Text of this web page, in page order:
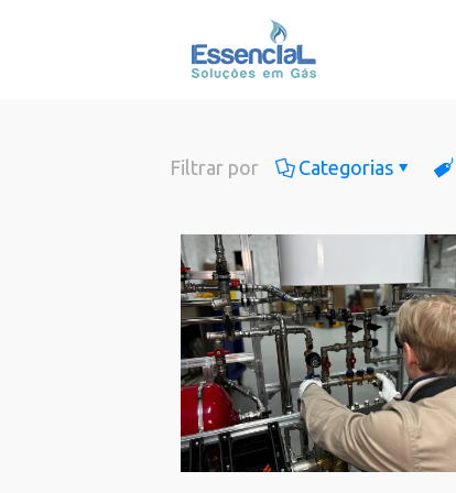
Filtrar por Categorias